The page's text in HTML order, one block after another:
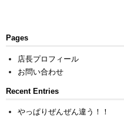
Pages
店長プロフィール
お問い合わせ
Recent Entries
やっぱりぜんぜん違う！！